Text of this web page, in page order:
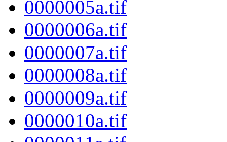
0000005a.tif
0000006a.tif
0000007a.tif
0000008a.tif
0000009a.tif
0000010a.tif